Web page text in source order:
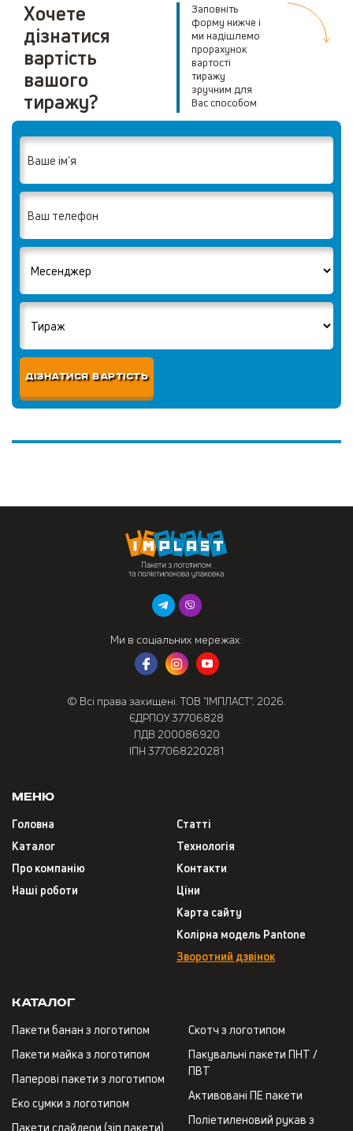
Хочете
дізнатися
вартість
вашого
тиражу?
Заповніть
форму нижче і
ми надішлемо
прорахунок
вартості
тиражу
зручним для
Вас способом
ДІЗНАТИСЯ ВАРТІСТЬ
Ми в соціальних мережах:
© Всі права захищені. ТОВ “ІМПЛАСТ”, 2026.
ЄДРПОУ 37706828
ПДВ 200086920
ІПН 377068220281
Меню
Головна
Каталог
Про компанію
Наші роботи
Статті
Технологія
Контакти
Ціни
Карта сайту
Колірна модель Pantone
Зворотний дзвінок
Каталог
Пакети банан з логотипом
Пакети майка з логотипом
Паперові пакети з логотипом
Еко сумки з логотипом
Пакети слайдери (зіп пакети)
Скотч з логотипом
Пакувальні пакети ПНТ /
ПВТ
Активовані ПЕ пакети
Поліетиленовий рукав з